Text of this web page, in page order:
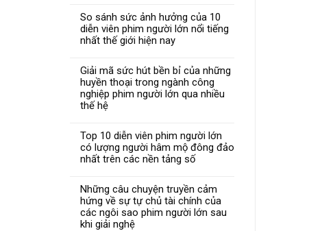
So sánh sức ảnh hưởng của 10
diễn viên phim người lớn nổi tiếng
nhất thế giới hiện nay
Giải mã sức hút bền bỉ của những
huyền thoại trong ngành công
nghiệp phim người lớn qua nhiều
thế hệ
Top 10 diễn viên phim người lớn
có lượng người hâm mộ đông đảo
nhất trên các nền tảng số
Những câu chuyện truyền cảm
hứng về sự tự chủ tài chính của
các ngôi sao phim người lớn sau
khi giải nghệ